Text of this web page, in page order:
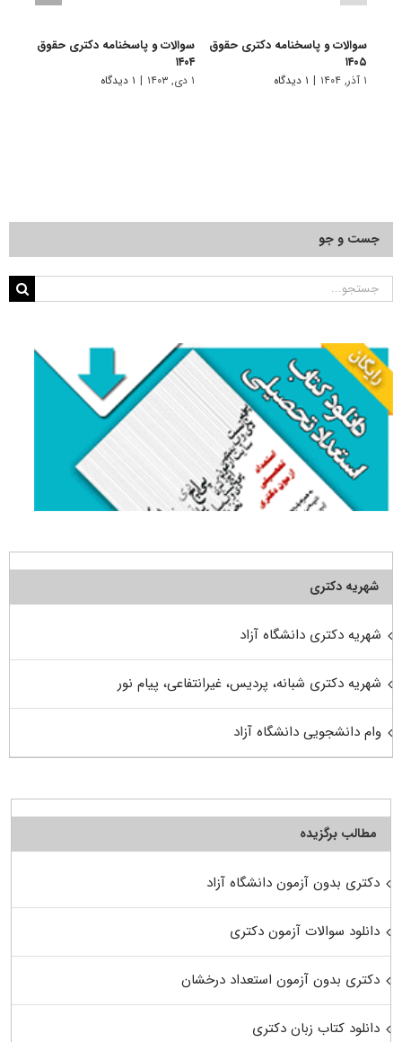
سوالات و پاسخنامه دکتری حقوق
۱۴۰۵
۱ آذر, ۱۴۰۴ | ۱ دیدگاه
سوالات و پاسخنامه دکتری حقوق
۱۴۰۴
۱ دی, ۱۴۰۳ | ۱ دیدگاه
جست و جو
جستجو
شهریه دکتری
شهریه دکتری دانشگاه آزاد
شهریه دکتری شبانه، پردیس، غیرانتفاعی، پیام نور
وام دانشجویی دانشگاه آزاد
مطالب برگزیده
دکتری بدون آزمون دانشگاه آزاد
دانلود سوالات آزمون دکتری
دکتری بدون آزمون استعداد درخشان
دانلود کتاب زبان دکتری